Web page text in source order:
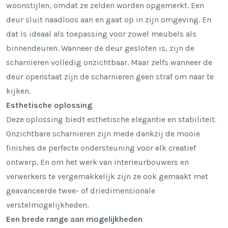
woonstijlen, omdat ze zelden worden opgemerkt. Een
deur sluit naadloos aan en gaat op in zijn omgeving. En
dat is ideaal als toepassing voor zowel meubels als
binnendeuren. Wanneer de deur gesloten is, zijn de
scharnieren volledig onzichtbaar. Maar zelfs wanneer de
deur openstaat zijn de scharnieren geen straf om naar te
kijken.
Esthetische oplossing
Deze oplossing biedt esthetische elegantie en stabiliteit.
Onzichtbare scharnieren zijn mede dankzij de mooie
finishes de perfecte ondersteuning voor elk creatief
ontwerp. En om het werk van interieurbouwers en
verwerkers te vergemakkelijk zijn ze ook gemaakt met
geavanceerde twee- of driedimensionale
verstelmogelijkheden.
Een brede range aan mogelijkheden